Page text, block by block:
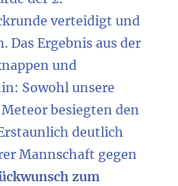
verteidigt und
Das Ergebnis aus der
und
Sowohl unsere
besiegten den
deutlich
Mannschaft gegen
zum